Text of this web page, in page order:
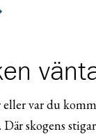
eller var du
skogens